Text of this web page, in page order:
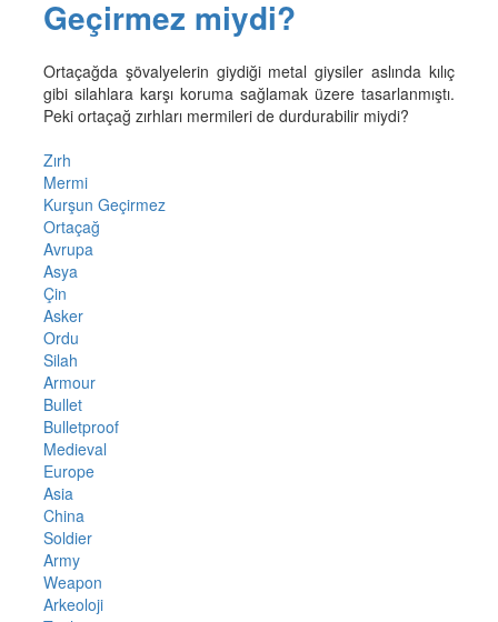
Geçirmez miydi?
Ortaçağda şövalyelerin giydiği metal giysiler aslında kılıç
gibi silahlara karşı koruma sağlamak üzere tasarlanmıştı.
Peki ortaçağ zırhları mermileri de durdurabilir miydi?
Zırh
Mermi
Kurşun Geçirmez
Ortaçağ
Avrupa
Asya
Çin
Asker
Ordu
Silah
Armour
Bullet
Bulletproof
Medieval
Europe
Asia
China
Soldier
Army
Weapon
Arkeoloji